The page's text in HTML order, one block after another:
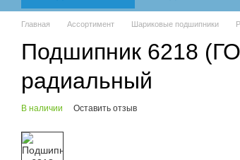
Главная Ассортимент Шариковые подшипники
Подшипник 6218
радиальный
В наличии Оставить отзыв